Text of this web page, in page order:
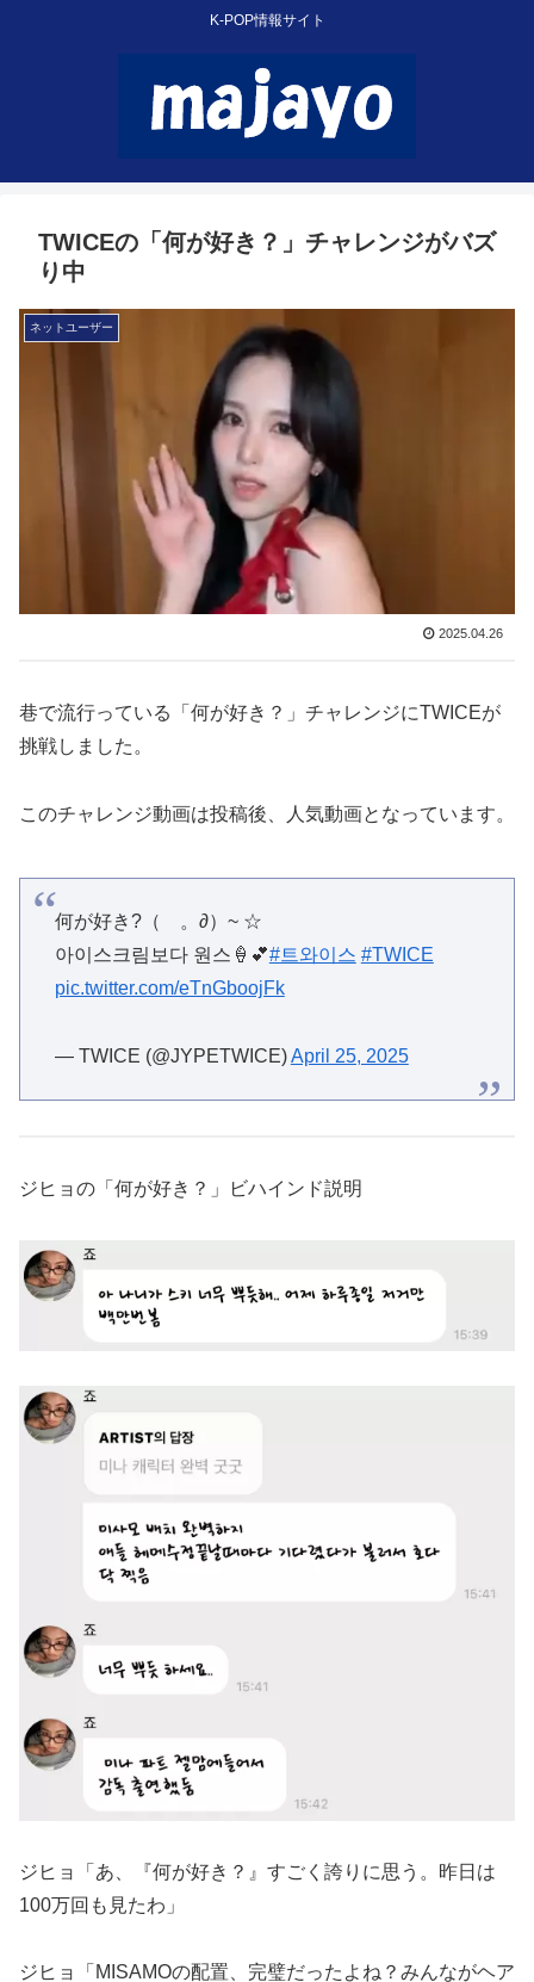
K-POP情報サイト
TWICEの「何が好き？」チャレンジがバズ
り中
ネットユーザー
2025.04.26
巷で流行っている「何が好き？」チャレンジにTWICEが
挑戦しました。
このチャレンジ動画は投稿後、人気動画となっています。
何が好き?（ゝ。∂）~ ☆
아이스크림보다 원스🍦💕 #트와이스
#TWICE
pic.twitter.com/eTnGboojFk
— TWICE (@JYPETWICE) April 25, 2025
ジヒョの「何が好き？」ビハインド説明
ジヒョ「あ、『何が好き？』すごく誇りに思う。昨日は
100万回も見たわ」
ジヒョ「MISAMOの配置、完璧だったよね？みんながヘア